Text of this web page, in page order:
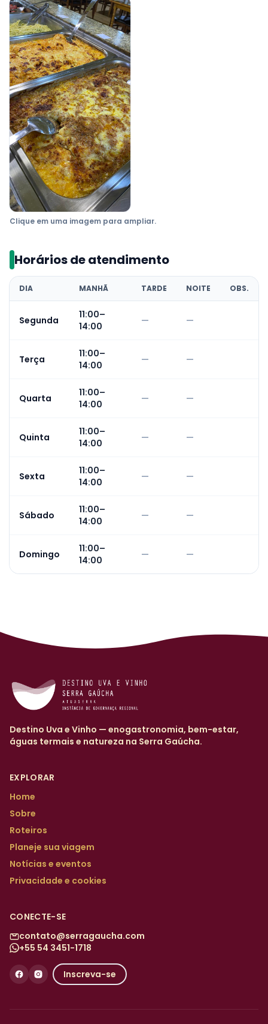
Clique em uma imagem para ampliar.
Horários de atendimento
DIA MANHÃ TARDE NOITE OBS.
Segunda
11:00–
14:00
— —
Terça
11:00–
14:00
— —
Quarta
11:00–
14:00
— —
Quinta
11:00–
14:00
— —
Sexta
11:00–
14:00
— —
Sábado
11:00–
14:00
— —
Domingo
11:00–
14:00
— —
Destino Uva e Vinho — enogastronomia, bem-estar,
águas termais e natureza na Serra Gaúcha.
EXPLORAR
Home
Sobre
Roteiros
Planeje sua viagem
Notícias e eventos
Privacidade e cookies
CONECTE-SE
contato@serragaucha.com
+55 54 3451-1718
Inscreva-se